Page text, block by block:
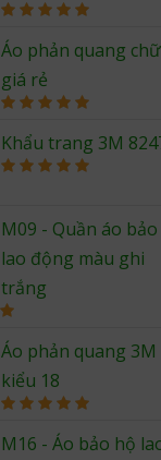
out of 5
Áo phản quang
giá rẻ
out of 5
Khẩu trang 3M
M09 - Quần áo
lao động màu ghi
trắng
Áo phản quang 3M
kiểu 18
out of 5
M16 - Áo bảo hộ